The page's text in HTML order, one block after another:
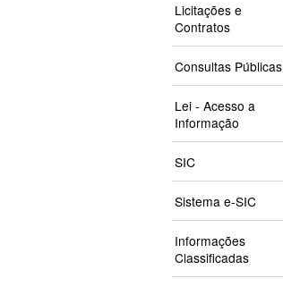
Licitações e
Contratos
Consultas Públicas
Lei - Acesso a
Informação
SIC
Sistema e-SIC
Informações
Classificadas